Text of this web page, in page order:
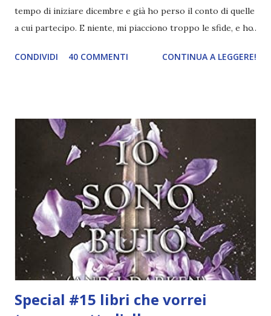
tempo di iniziare dicembre e già ho perso il conto di quelle
a cui partecipo. E niente, mi piacciono troppo le sfide, e ho
a seguirle, le abbandono, tutto qui. Questo naturalmente
però c'è un motivo particolare per cui l'ho chiamata così.
Ricordate la mia rubrica mensile Reading Goals ? In un
anno non sono mai riuscita a portarla avanti nel modo che
avrei voluto e alla fine si riduce sempre ad un semplice
recap mensile con la nuova tbr. In realtà il modo in cui avrei
voluto organizzarla è un po' come questa sfida. Ho deciso
di fare una lista di obiettivi che ho scelto in base alla mia
esperienza di lettura degli...
CONDIVIDI 40 COMMENTI CONTINUA A LEGGERE!
Special #15 libri che vorrei